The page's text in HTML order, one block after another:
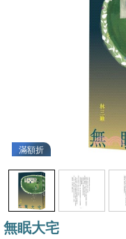
滿額折
無眠大宅